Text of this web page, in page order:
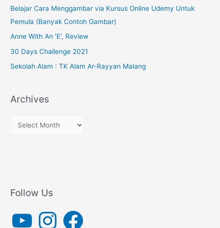
Belajar Cara Menggambar via Kursus Online Udemy Untuk
Pemula (Banyak Contoh Gambar)
Anne With An 'E', Review
30 Days Challenge 2021
Sekolah Alam : TK Alam Ar-Rayyan Malang
Archives
s
Follow Us
o
u
n
s
a
c